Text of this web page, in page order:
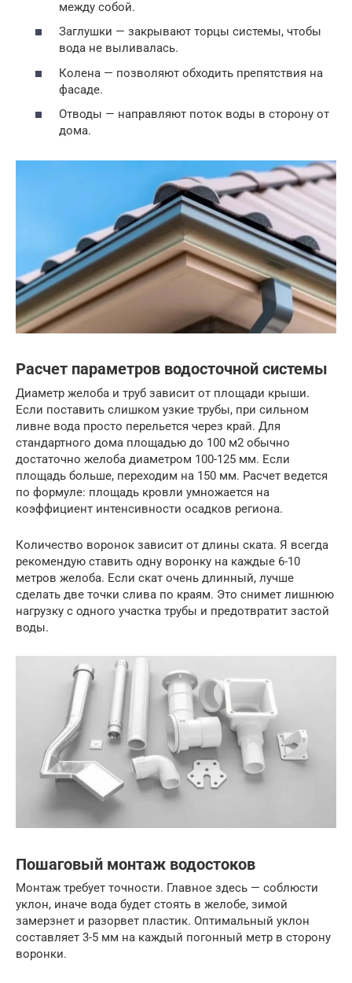
между собой.
Заглушки — закрывают торцы системы, чтобы
вода не выливалась.
Колена — позволяют обходить препятствия на
фасаде.
Отводы — направляют поток воды в сторону от
дома.
Расчет параметров водосточной системы
Диаметр желоба и труб зависит от площади крыши.
Если поставить слишком узкие трубы, при сильном
ливне вода просто перельется через край. Для
стандартного дома площадью до 100 м2 обычно
достаточно желоба диаметром 100-125 мм. Если
площадь больше, переходим на 150 мм. Расчет ведется
по формуле: площадь кровли умножается на
коэффициент интенсивности осадков региона.
Количество воронок зависит от длины ската. Я всегда
рекомендую ставить одну воронку на каждые 6-10
метров желоба. Если скат очень длинный, лучше
сделать две точки слива по краям. Это снимет лишнюю
нагрузку с одного участка трубы и предотвратит застой
воды.
Пошаговый монтаж водостоков
Монтаж требует точности. Главное здесь — соблюсти
уклон, иначе вода будет стоять в желобе, зимой
замерзнет и разорвет пластик. Оптимальный уклон
составляет 3-5 мм на каждый погонный метр в сторону
воронки.